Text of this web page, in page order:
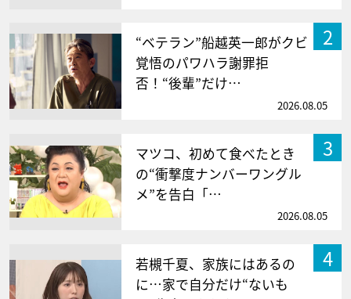
2
“ベテラン”船越英一郎がクビ
覚悟のパワハラ謝罪拒
否！“後輩”だけ…
2026.08.05
3
マツコ、初めて食べたとき
の“衝撃度ナンバーワングル
メ”を告白「…
2026.08.05
4
若槻千夏、家族にはあるの
に…家で自分だけ“ないも